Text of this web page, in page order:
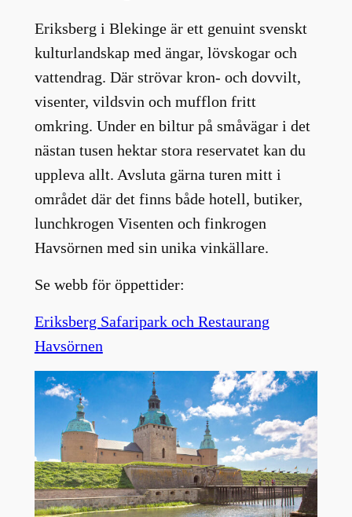
Eriksberg i Blekinge är ett genuint svenskt
kulturlandskap med ängar, lövskogar och
vattendrag. Där strövar kron- och dovvilt,
visenter, vildsvin och mufflon fritt
omkring. Under en biltur på småvägar i det
nästan tusen hektar stora reservatet kan du
uppleva allt. Avsluta gärna turen mitt i
området där det finns både hotell, butiker,
lunchkrogen Visenten och finkrogen
Havsörnen med sin unika vinkällare.
Se webb för öppettider:
Eriksberg Safaripark och Restaurang
Havsörnen